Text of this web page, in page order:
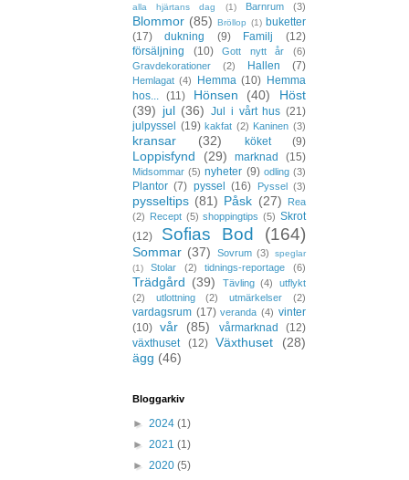
alla hjärtans dag (1) Barnrum (3)
Blommor (85) Bröllop (1) buketter
(17)
dukning (9) Familj
(12)
försäljning
(10) Gott nytt år
(6)
Gravdekorationer
(2) Hallen (7)
Hemlagat (4) Hemma (10) Hemma
hos...
(11) Hönsen (40)
Höst
(39) jul (36) Jul i vårt hus (21)
julpyssel
(19) kakfat (2) Kaninen (3)
kransar (32) köket (9)
Loppisfynd (29) marknad (15)
Midsommar (5) nyheter (9) odling (3)
Plantor (7) pyssel (16) Pyssel (3)
pysseltips (81) Påsk (27)
Rea
(2) Recept (5) shoppingtips (5) Skrot
(12)
Sofias Bod (164)
Sommar (37) Sovrum (3)
speglar
(1)
Stolar (2) tidnings-reportage (6)
Trädgård (39) Tävling (4)
utflykt
(2)
utlottning (2) utmärkelser (2)
vardagsrum (17) veranda (4) vinter
(10) vår (85) vårmarknad
(12)
växthuset
(12) Växthuset
(28)
ägg (46)
Bloggarkiv
► 2024 (1)
► 2021 (1)
► 2020 (5)